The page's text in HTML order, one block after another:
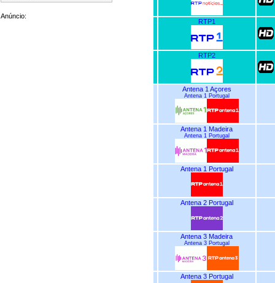
Anúncio:
RTP1
RTP2
Antena 1 Açores
Antena 1 Portugal
Antena 1 Madeira
Antena 1 Portugal
Antena 1 Portugal
Antena 2 Portugal
Antena 3 Madeira
Antena 3 Portugal
Antena 3 Portugal